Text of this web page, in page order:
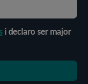
i declaro ser major